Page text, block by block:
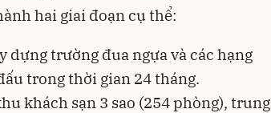
hai giai đoạn cụ thể:
dựng trường đua ngựa và các hạng
trong thời gian 24 tháng.
khách sạn 3 sao (254 phòng), trung